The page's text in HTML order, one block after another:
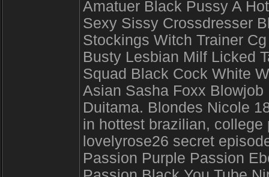
Amatuer Black Pussy A
Sexy Sissy Crossdresser
Stockings Witch Trainer
Busty Lesbian Milf Licked
Squad Black Cock White
Asian Sasha Foxx
Duitama. Blondes Nicole
in hottest brazilian,
lovelyrose26 secret
Passion Purple Passion